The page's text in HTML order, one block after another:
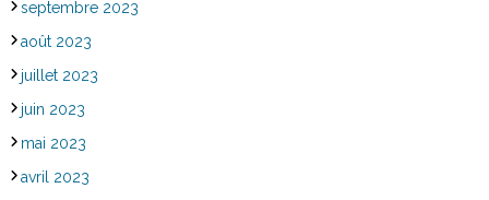
septembre 2023
août 2023
juillet 2023
juin 2023
mai 2023
avril 2023